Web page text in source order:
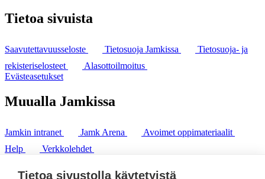
Tietoa sivuista
Saavutettavuusseloste Tietosuoja Jamkissa
Tietosuoja- ja
rekisteriselosteet
Alasottoilmoitus
Evästeasetukset
Muualla Jamkissa
Jamkin intranet Jamk Arena
Avoimet oppimateriaalit
Help
Verkkolehdet
puh. +358 20 743 8100
Tietoa sivustolla käytetyistä